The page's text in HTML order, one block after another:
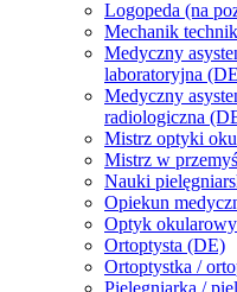
Logopeda (na
Mechanik
Medyczny
laboratoryjna
Medyczny
radiologiczna
Mistrz optyki
Mistrz w
Nauki
Opiekun
Optyk
Ortoptysta (DE)
Ortoptystka /
Pielęgniarka /